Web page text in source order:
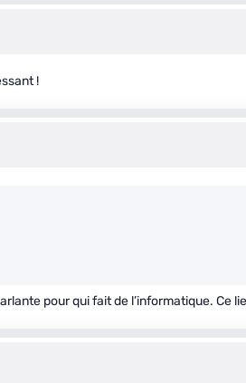
!
pour qui fait de l’informatique. Ce